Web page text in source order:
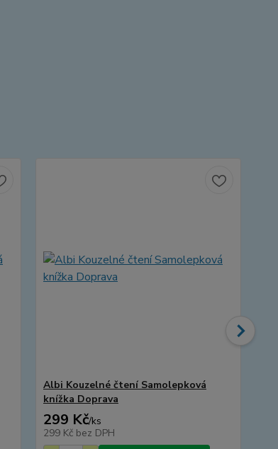
Albi Kouzelné čtení Samolepková
knížka Doprava
299 Kč/ks
299 Kč bez DPH